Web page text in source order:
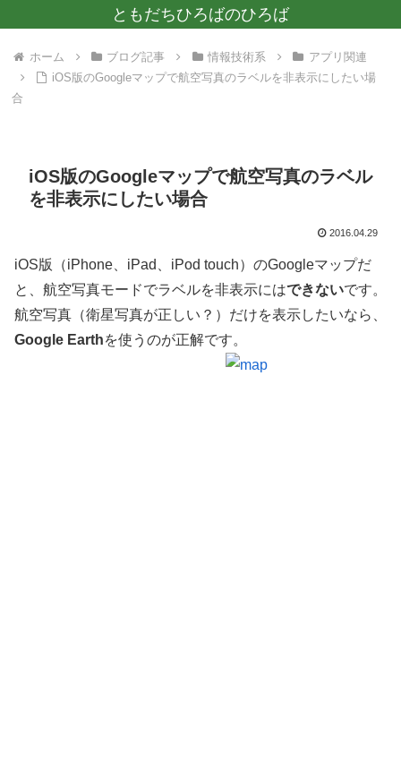
ともだちひろばのひろば
ホーム ブログ記事 情報技術系
アプリ関連
iOS版のGoogleマップで航空写真のラベルを非表示にしたい場
合
iOS版のGoogleマップで航空写真のラベル
を非表示にしたい場合
2016.04.29
iOS版（iPhone、iPad、iPod touch）のGoogleマップだ
と、航空写真モードでラベルを非表示にはできないです。
航空写真（衛星写真が正しい？）だけを表示したいなら、
Google Earthを使うのが正解です。